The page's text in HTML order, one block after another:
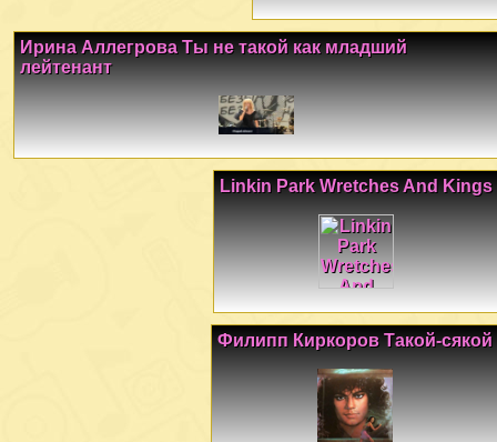
Ирина Аллегрова Ты не такой как младший
лейтенант
Linkin Park Wretches And Kings
Филипп Киркоров Такой-сякой